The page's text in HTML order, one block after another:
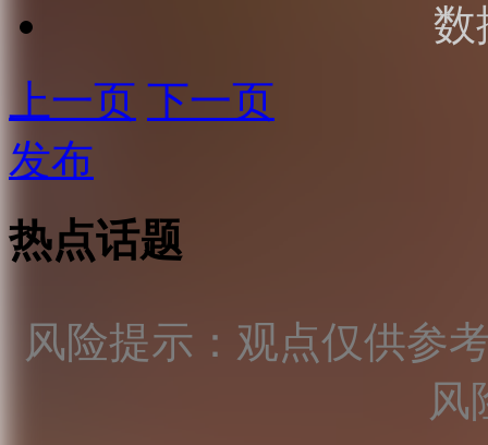
数
上一页 下一页
发布
热点话题
风险提示：观点仅供参
风